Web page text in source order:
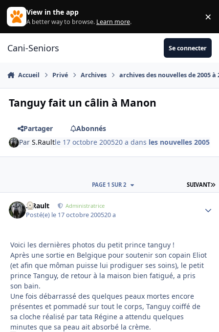
Aller au contenu
View in the app
A better way to browse. Learn more. ×
Cani-Seniors Se connecter
Accueil Privé Archives archives des nouvelles de 2005 à
Tanguy fait un câlin à Manon
Partager
Abonnés
ParS.Raultle 17 octobre 200520 a dans les nouvelles 2005
SUIVANT
PAGE 1 SUR 2
S.Rault Administratrice
Posté(e) le 17 octobre 200520 a
Voici les dernières photos du petit prince tanguy !
Après une sortie en Belgique pour soutenir son copain Eliot
(et afin que môman puisse lui prodiguer ses soins), le petit
prince Tanguy, de retour à la maison bien fatigué, a pris
son bain.
Une fois débarrassé des quelques peaux mortes encore
présentes et pommadé sur tout le corps, Tanguy coiffé de
sa cloche réalisé par tata Régine a attendu quelques
minutes que sa peau ait absorbé la crème.